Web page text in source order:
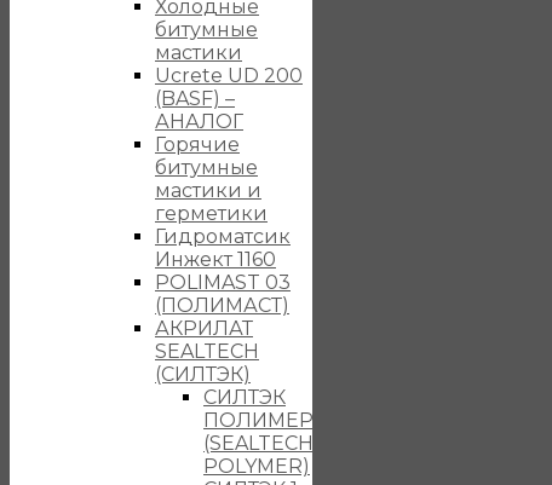
Холодные
битумные
мастики
Ucrete UD 200
(BASF) –
АНАЛОГ
Горячие
битумные
мастики и
герметики
Гидроматсик
Инжект 1160
POLIMAST 03
(ПОЛИМАСТ)
АКРИЛАТ
SEALTECH
(СИЛТЭК)
СИЛТЭК
ПОЛИМЕР
(SEALTECH
POLYMER)